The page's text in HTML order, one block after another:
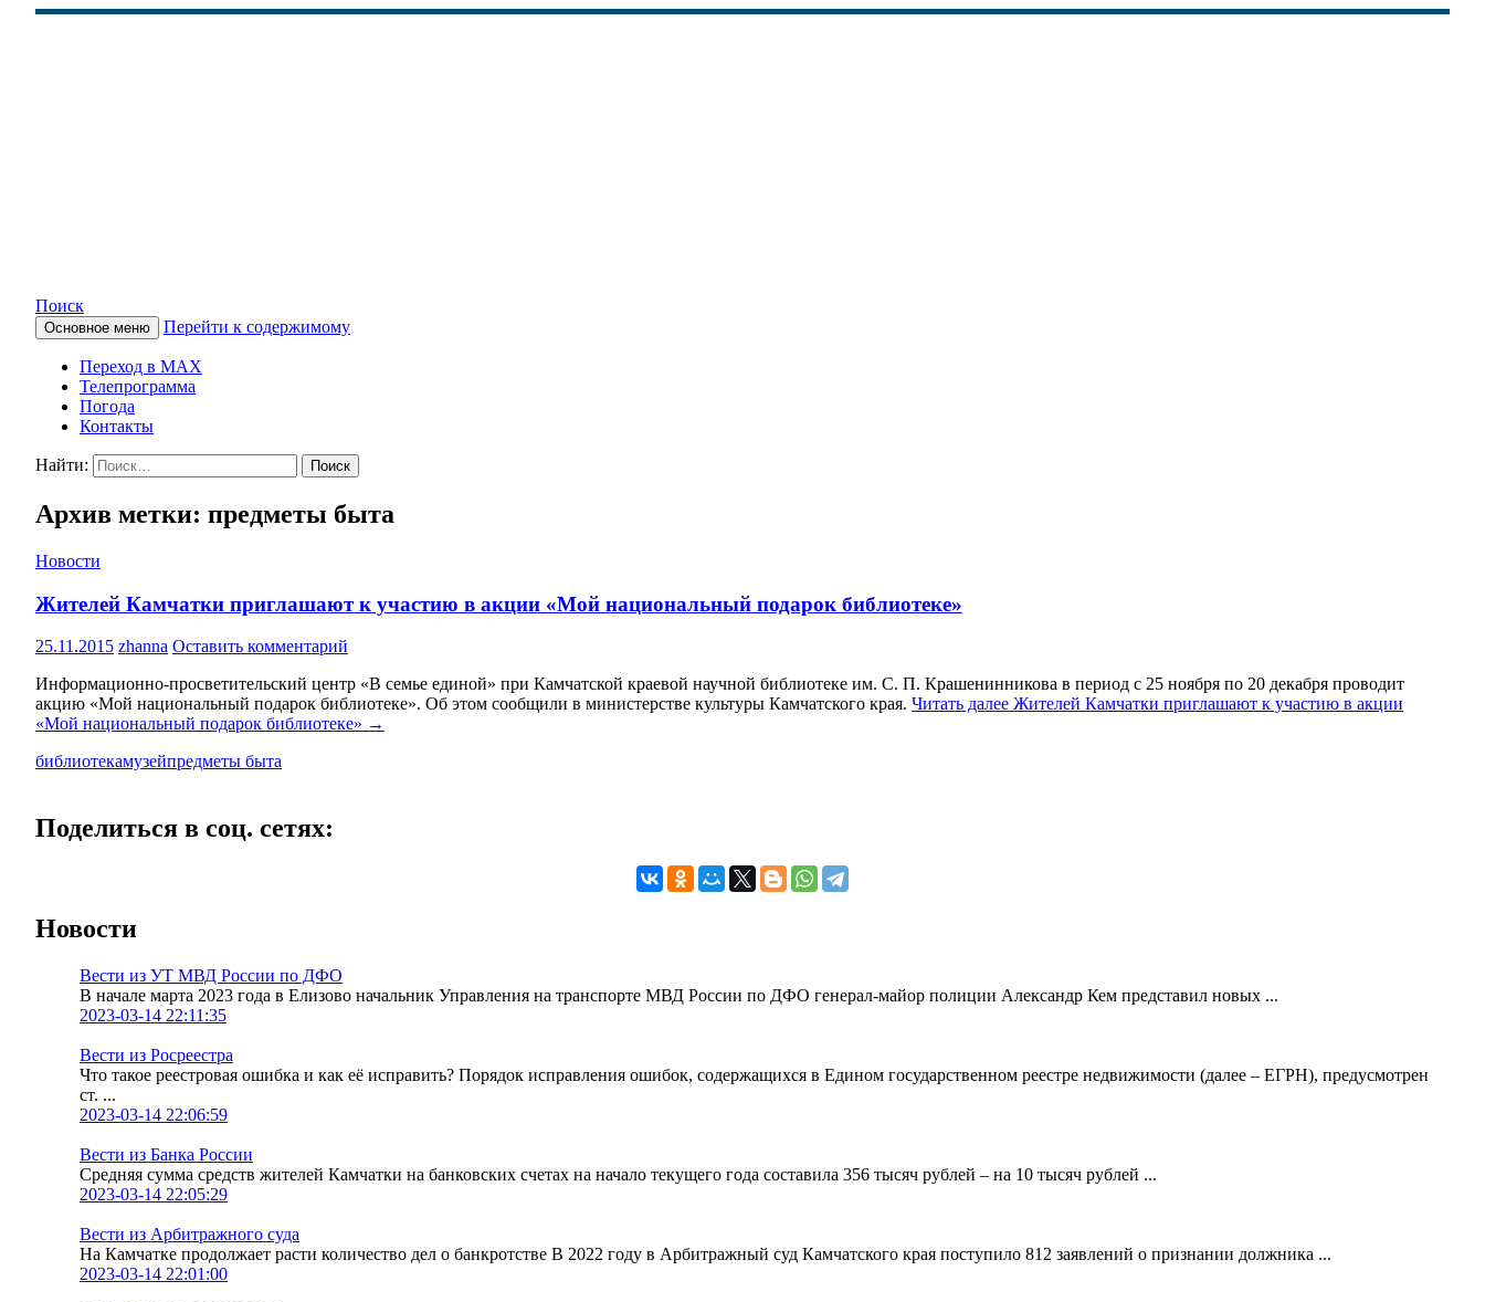
КАМЧАТСКОЕ ИНФОРМАЦИОННОЕ АГЕНТСТВО (КИА «ВЕСТИ»)
Поиск
Основное меню Перейти к содержимому
Переход в MAX
Телепрограмма
Погода
Контакты
Найти:
Архив метки: предметы быта
Новости
Жителей Камчатки приглашают к участию в акции «Мой национальный подарок библиотеке»
25.11.2015 zhanna Оставить комментарий
Информационно-просветительский центр «В семье единой» при Камчатской краевой научной библиотеке им. С. П. Крашенинникова в период с 25 ноября по 20 декабря проводит
акцию «Мой национальный подарок библиотеке». Об этом сообщили в министерстве культуры Камчатского края. Читать далее Жителей Камчатки приглашают к участию в акции
«Мой национальный подарок библиотеке» →
библиотекамузейпредметы быта
Поделиться в соц. сетях:
Новости
Вести из УТ МВД России по ДФО
В начале марта 2023 года в Елизово начальник Управления на транспорте МВД России по ДФО генерал-майор полиции Александр Кем представил новых ...
2023-03-14 22:11:35
Вести из Росреестра
Что такое реестровая ошибка и как её исправить? Порядок исправления ошибок, содержащихся в Едином государственном реестре недвижимости (далее – ЕГРН), предусмотрен
ст. ...
2023-03-14 22:06:59
Вести из Банка России
Средняя сумма средств жителей Камчатки на банковских счетах на начало текущего года составила 356 тысяч рублей – на 10 тысяч рублей ...
2023-03-14 22:05:29
Вести из Арбитражного суда
На Камчатке продолжает расти количество дел о банкротстве В 2022 году в Арбитражный суд Камчатского края поступило 812 заявлений о признании должника ...
2023-03-14 22:01:00